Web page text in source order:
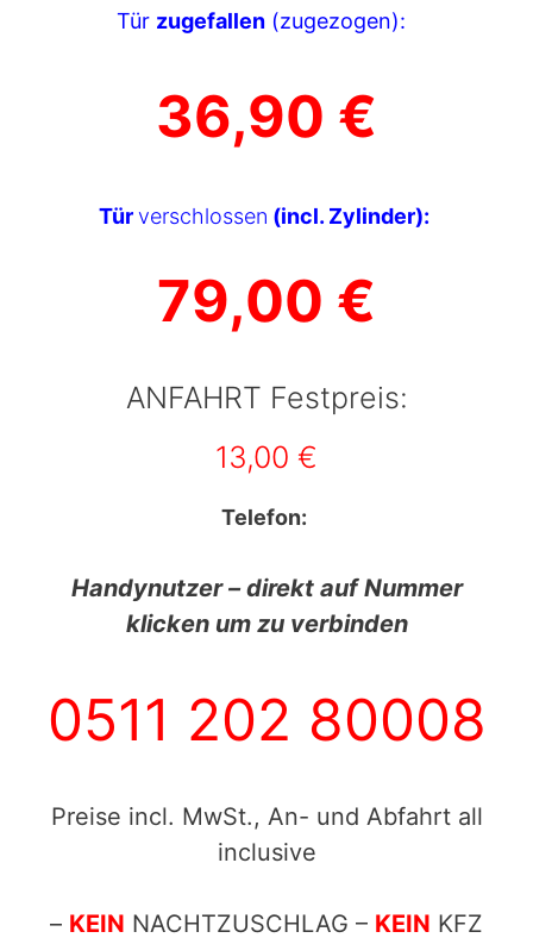
Tür zugefallen(zugezogen):
36,90 €
Türverschlossen (incl. Zylinder):
79,00 €
ANFAHRT Festpreis:
13,00 €
Telefon:
Handynutzer – direkt auf Nummer
klicken um zu verbinden
0511 202 80008
Preise incl. MwSt., An- und Abfahrt all
inclusive
– KEIN NACHTZUSCHLAG – KEIN KFZ